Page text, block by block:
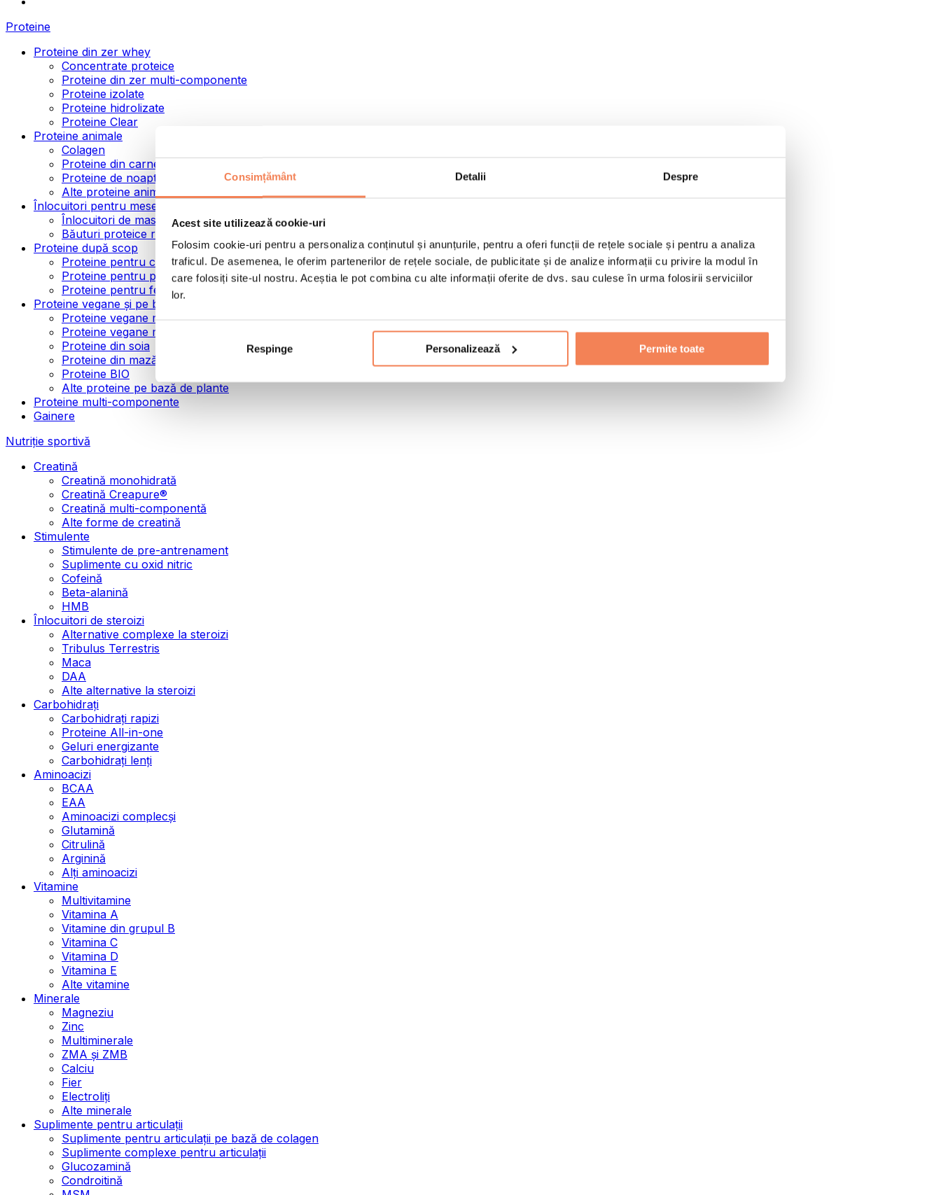
Consimțământ Detalii Despre
Acest site utilizează cookie-uri
Folosim cookie-uri pentru a personaliza conținutul și anunțurile, pentru a oferi funcții de rețele sociale și pentru a analiza
traficul. De asemenea, le oferim partenerilor de rețele sociale, de publicitate și de analize informații cu privire la modul în
care folosiți site-ul nostru. Aceștia le pot combina cu alte informații oferite de dvs. sau culese în urma folosirii serviciilor
lor.
Respinge Personalizează Permite toate
Proteine
Proteine din zer whey
Concentrate proteice
Proteine din zer multi-componente
Proteine izolate
Proteine hidrolizate
Proteine Clear
Proteine animale
Colagen
Proteine din carne de vită
Proteine de noapte
Alte proteine animale
Înlocuitori pentru mese
Înlocuitori de masă pulbere
Băuturi proteice ready to drink
Proteine după scop
Proteine pentru creșterea masei musculare
Proteine pentru pierderea în greutate
Proteine pentru femei
Proteine vegane și pe bază de plante
Proteine vegane mono-componente
Proteine vegane multi-componente
Proteine din soia
Proteine din mazăre
Proteine BIO
Alte proteine pe bază de plante
Proteine multi-componente
Gainere
Nutriție sportivă
Creatină
Creatină monohidrată
Creatină Creapure®
Creatină multi-componentă
Alte forme de creatină
Stimulente
Stimulente de pre-antrenament
Suplimente cu oxid nitric
Cofeină
Beta-alanină
HMB
Înlocuitori de steroizi
Alternative complexe la steroizi
Tribulus Terrestris
Maca
DAA
Alte alternative la steroizi
Carbohidrați
Carbohidrați rapizi
Proteine All-in-one
Geluri energizante
Carbohidrați lenți
Aminoacizi
BCAA
EAA
Aminoacizi complecși
Glutamină
Citrulină
Arginină
Alți aminoacizi
Vitamine
Multivitamine
Vitamina A
Vitamine din grupul B
Vitamina C
Vitamina D
Vitamina E
Alte vitamine
Minerale
Magneziu
Zinc
Multiminerale
ZMA și ZMB
Calciu
Fier
Electroliți
Alte minerale
Suplimente pentru articulații
Suplimente pentru articulații pe bază de colagen
Suplimente complexe pentru articulații
Glucozamină
Condroitină